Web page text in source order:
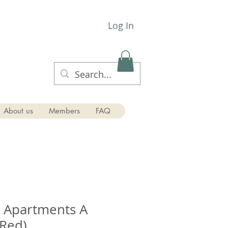
Log In
About us Members FAQ
Apartments A